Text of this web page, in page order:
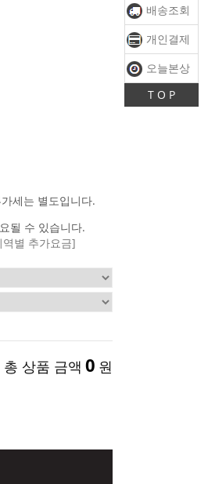
배송조회
개인결제
오늘본상
T O P
세는 별도입니다.
될 수 있습니다.
역별 추가요금]
총 상품 금액 0 원